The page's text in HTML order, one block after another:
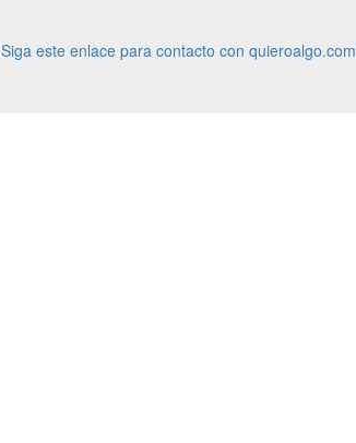
Siga este enlace para contacto con quieroalgo.com